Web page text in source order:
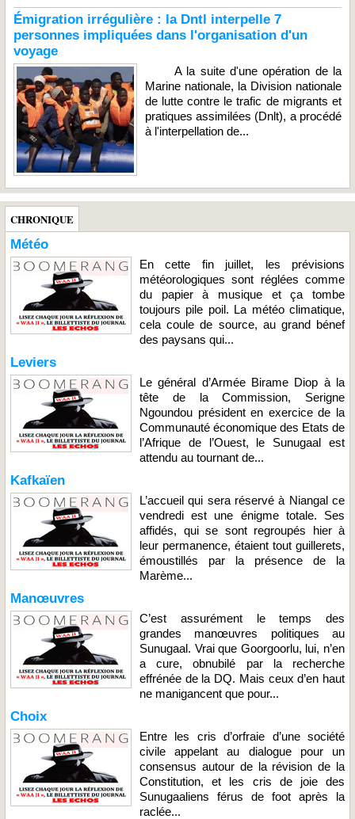
Émigration irrégulière : la Dntl interpelle 7
personnes impliquées dans l'organisation d'un
voyage
A la suite d'une opération de la
Marine nationale, la Division nationale
de lutte contre le trafic de migrants et
pratiques assimilées (Dnlt), a procédé
à l'interpellation de...
CHRONIQUE
Météo
En cette fin juillet, les prévisions
météorologiques sont réglées comme
du papier à musique et ça tombe
toujours pile poil. La météo climatique,
cela coule de source, au grand bénef
des paysans qui...
Leviers
Le général d’Armée Birame Diop à la
tête de la Commission, Serigne
Ngoundou président en exercice de la
Communauté économique des Etats de
l’Afrique de l’Ouest, le Sunugaal est
attendu au tournant de...
Kafkaïen
L’accueil qui sera réservé à Niangal ce
vendredi est une énigme totale. Ses
affidés, qui se sont regroupés hier à
leur permanence, étaient tout guillerets,
émoustillés par la présence de la
Marème...
Manœuvres
C’est assurément le temps des
grandes manœuvres politiques au
Sunugaal. Vrai que Goorgoorlu, lui, n’en
a cure, obnubilé par la recherche
effrénée de la DQ. Mais ceux d’en haut
ne manigancent que pour...
Choix
Entre les cris d’orfraie d’une société
civile appelant au dialogue pour un
consensus autour de la révision de la
Constitution, et les cris de joie des
Sunugaaliens férus de foot après la
raclée...